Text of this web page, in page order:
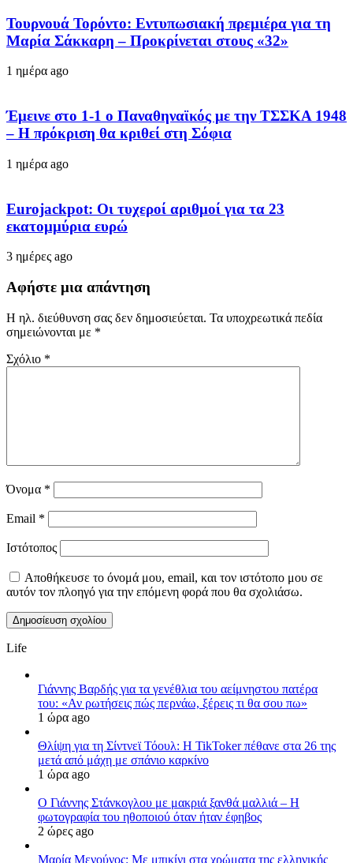
Τουρνουά Τορόντο: Εντυπωσιακή πρεμιέρα για τη
Μαρία Σάκκαρη – Προκρίνεται στους «32»
1 ημέρα ago
Έμεινε στο 1-1 ο Παναθηναϊκός με την ΤΣΣΚΑ 1948
– Η πρόκριση θα κριθεί στη Σόφια
1 ημέρα ago
Eurojackpot: Οι τυχεροί αριθμοί για τα 23
εκατoμμύρια ευρώ
3 ημέρες ago
Αφήστε μια απάντηση
Η ηλ. διεύθυνση σας δεν δημοσιεύεται. Τα υποχρεωτικά πεδία
σημειώνονται με *
Σχόλιο *
Όνομα *
Email *
Ιστότοπος
Αποθήκευσε το όνομά μου, email, και τον ιστότοπο μου σε
αυτόν τον πλοηγό για την επόμενη φορά που θα σχολιάσω.
Life
Γιάννης Βαρδής για τα γενέθλια του αείμνηστου πατέρα
του: «Αν ρωτήσεις πώς περνάω, ξέρεις τι θα σου πω»
1 ώρα ago
Θλίψη για τη Σίντνεϊ Τόουλ: Η TikToker πέθανε στα 26 της
μετά από μάχη με σπάνιο καρκίνο
1 ώρα ago
Ο Γιάννης Στάνκογλου με μακριά ξανθά μαλλιά – Η
φωτογραφία του ηθοποιού όταν ήταν έφηβος
2 ώρες ago
Μαρία Μενούνος: Με μπικίνι στα χρώματα της ελληνικής